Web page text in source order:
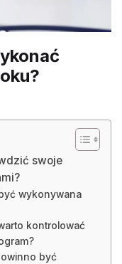
swoje
wykonywana
kontrolować
być